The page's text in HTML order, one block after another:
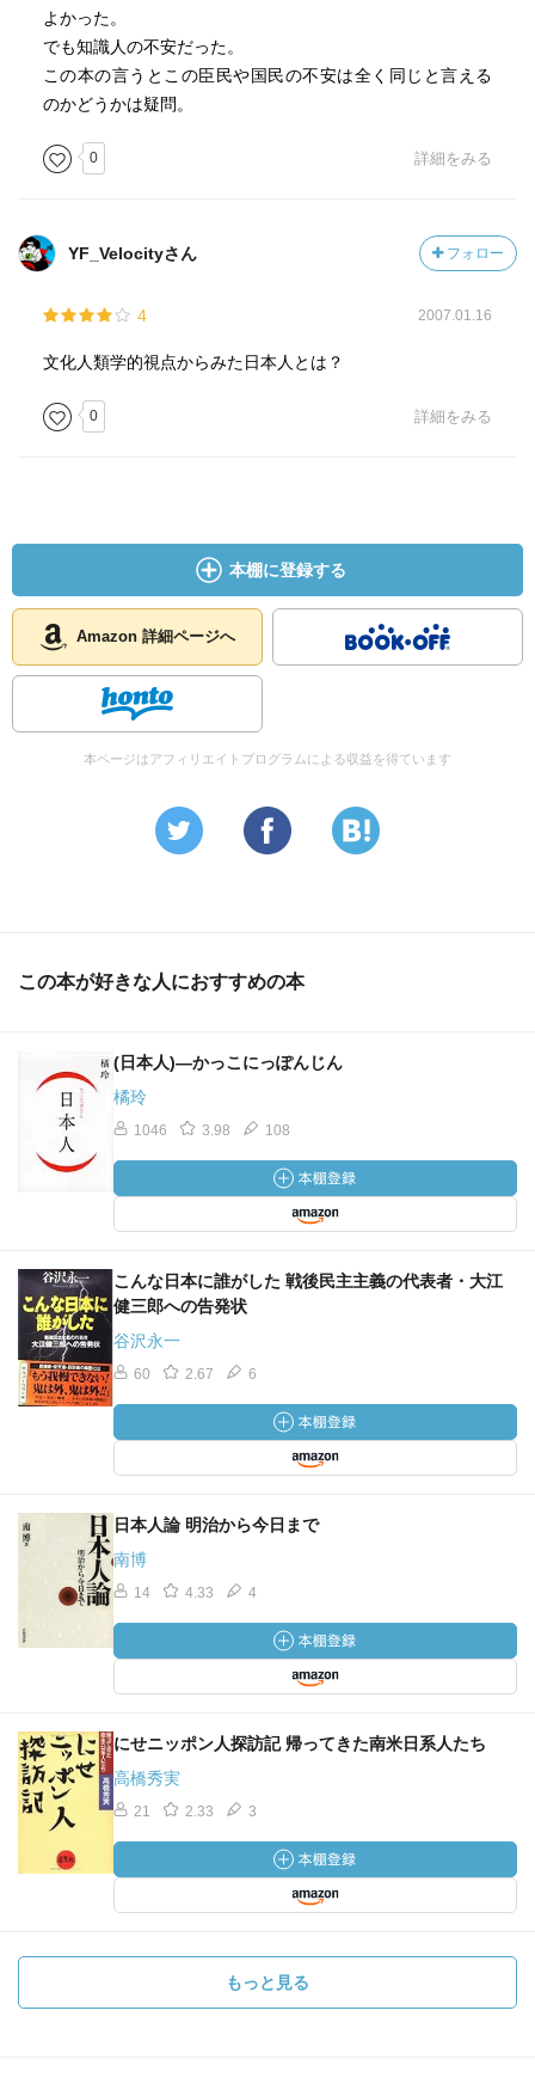
よかった。
でも知識人の不安だった。
この本の言うとこの臣民や国民の不安は全く同じと言える
のかどうかは疑問。
0 詳細をみる
YF_Velocityさん フォロー
4 2007.01.16
文化人類学的視点からみた日本人とは？
0 詳細をみる
本棚に登録する
Amazon 詳細ページへ
本ページはアフィリエイトプログラムによる収益を得ています
この本が好きな人におすすめの本
(日本人)―かっこにっぽんじん
橘玲
1046 3.98 108
こんな日本に誰がした 戦後民主主義の代表者・大江
健三郎への告発状
谷沢永一
60 2.67 6
日本人論 明治から今日まで
南博
14 4.33 4
にせニッポン人探訪記 帰ってきた南米日系人たち
高橋秀実
21 2.33 3
もっと見る